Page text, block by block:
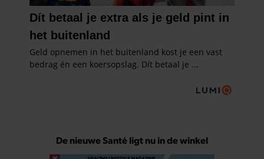
De nieuwe Santé ligt nu in de winkel